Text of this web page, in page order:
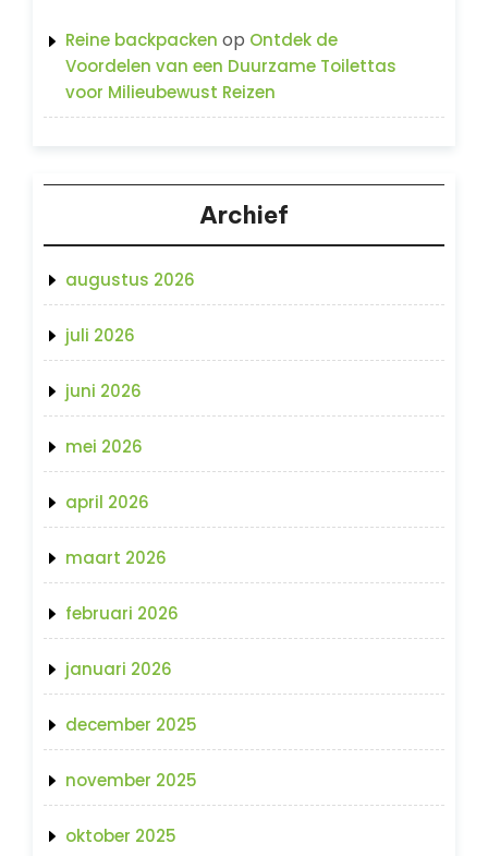
Reine backpacken op Ontdek de
Voordelen van een Duurzame Toilettas
voor Milieubewust Reizen
Archief
augustus 2026
juli 2026
juni 2026
mei 2026
april 2026
maart 2026
februari 2026
januari 2026
december 2025
november 2025
oktober 2025